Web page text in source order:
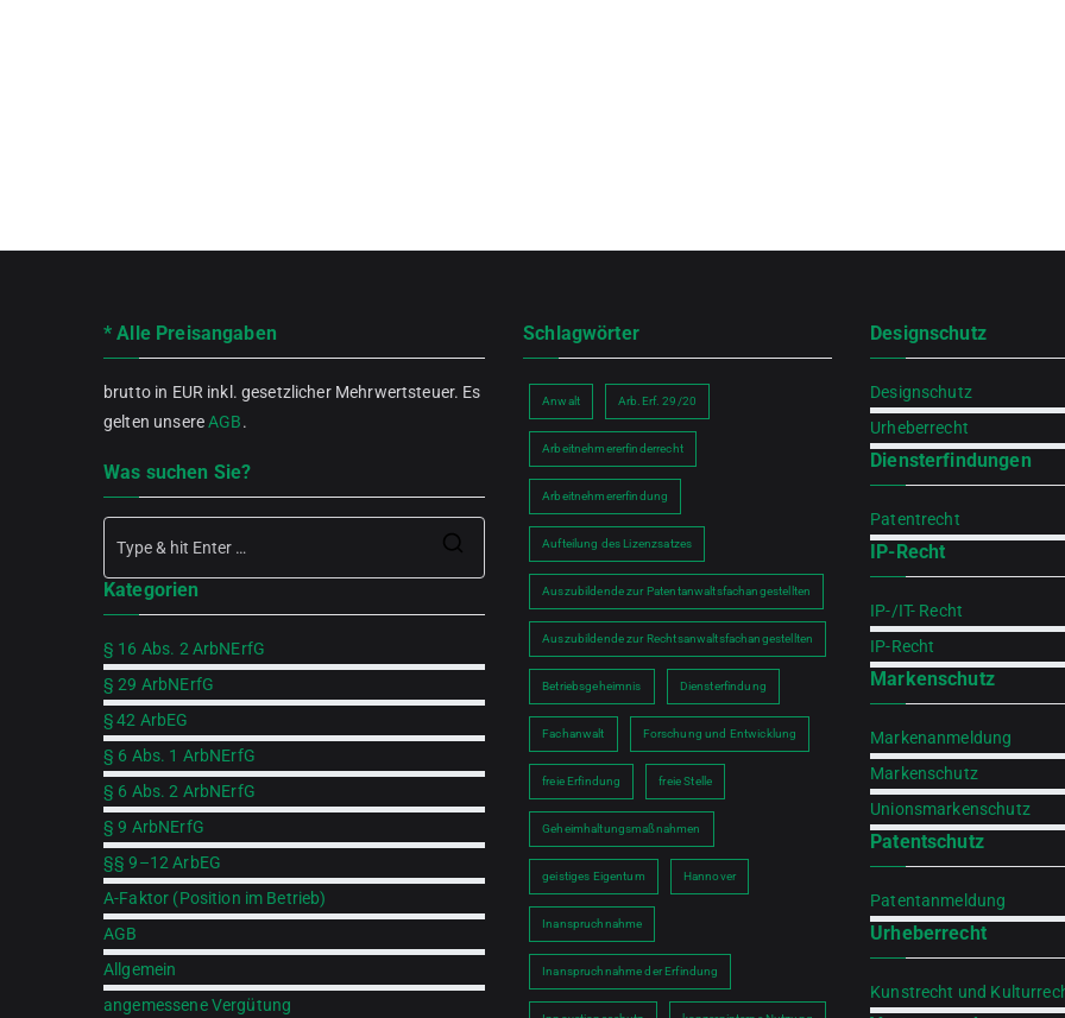
* Alle Preisangaben
brutto in EUR inkl. gesetzlicher Mehrwertsteuer. Es
gelten unsereAGB.
Was suchen Sie?
Search
Kategorien
§ 16 Abs. 2 ArbNErfG
§ 29 ArbNErfG
§ 42 ArbEG
§ 6 Abs. 1 ArbNErfG
§ 6 Abs. 2 ArbNErfG
§ 9 ArbNErfG
§§ 9–12 ArbEG
A-Faktor (Position im Betrieb)
AGB
Allgemein
angemessene Vergütung
Schlagwörter
Anwalt Arb.Erf. 29/20
Arbeitnehmererfinderrecht
Arbeitnehmererfindung
Aufteilung des Lizenzsatzes
Auszubildende zur Patentanwaltsfachangestellten
Auszubildende zur Rechtsanwaltsfachangestellten
Betriebsgeheimnis Diensterfindung
Fachanwalt Forschung und Entwicklung
freie Erfindung freie Stelle
Geheimhaltungsmaßnahmen
geistiges Eigentum Hannover
Inanspruchnahme
Inanspruchnahme der Erfindung
Designschutz
Designschutz
Urheberrecht
Diensterfindungen
Patentrecht
IP-Recht
IP-/IT- Recht
IP-Recht
Markenschutz
Markenanmeldung
Markenschutz
Unionsmarkenschutz
Patentschutz
Patentanmeldung
Urheberrecht
Kunstrecht und